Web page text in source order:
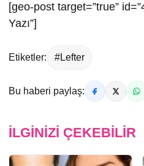
[geo-post target=”true”
Yazı”]
Etiketler: #Lefter
Bu haberi paylaş:
İLGINIZI ÇEKEBILIR